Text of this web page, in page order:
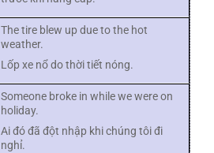
The tire blew up due to the hot
weather.
Lốp xe nổ do thời tiết nóng.
Someone broke in while we were on
holiday.
Ai đó đã đột nhập khi chúng tôi đi
nghỉ.